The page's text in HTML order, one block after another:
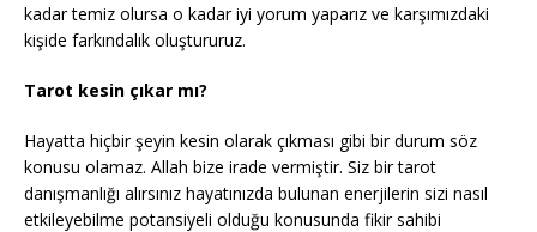
kadar temiz olursa o kadar iyi yorum yaparız ve karşımızdaki
kişide farkındalık oluştururuz.
Tarot kesin çıkar mı?
Hayatta hiçbir şeyin kesin olarak çıkması gibi bir durum söz
konusu olamaz. Allah bize irade vermiştir. Siz bir tarot
danışmanlığı alırsınız hayatınızda bulunan enerjilerin sizi nasıl
etkileyebilme potansiyeli olduğu konusunda fikir sahibi